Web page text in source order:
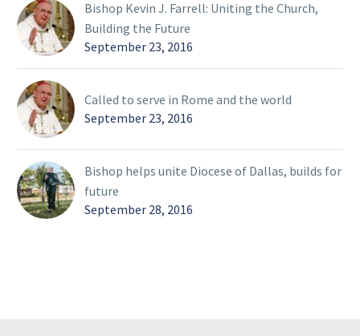
Bishop Kevin J. Farrell: Uniting the Church,
Building the Future
September 23, 2016
Called to serve in Rome and the world
September 23, 2016
Bishop helps unite Diocese of Dallas, builds for
future
September 28, 2016